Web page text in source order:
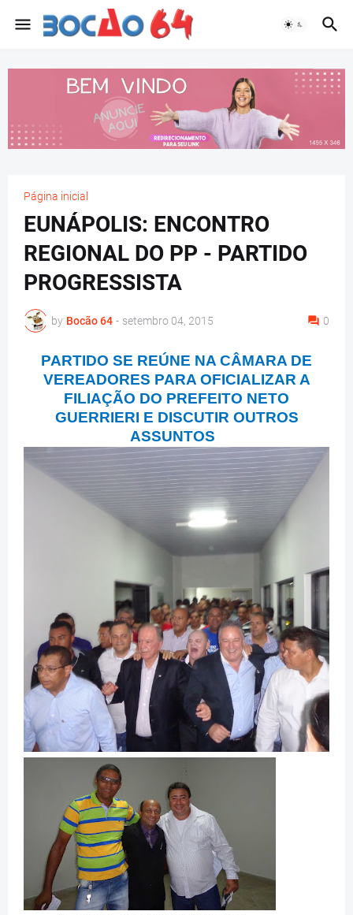
Página inicial
EUNÁPOLIS: ENCONTRO
REGIONAL DO PP - PARTIDO
PROGRESSISTA
by Bocão 64 - setembro 04, 2015 0
PARTIDO SE REÚNE NA CÂMARA DE
VEREADORES PARA OFICIALIZAR A
FILIAÇÃO DO PREFEITO NETO
GUERRIERI E DISCUTIR OUTROS
ASSUNTOS